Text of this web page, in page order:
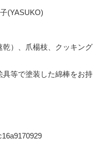
(YASUKO)
）、爪楊枝、クッキング
等で塗装した綿棒をお持